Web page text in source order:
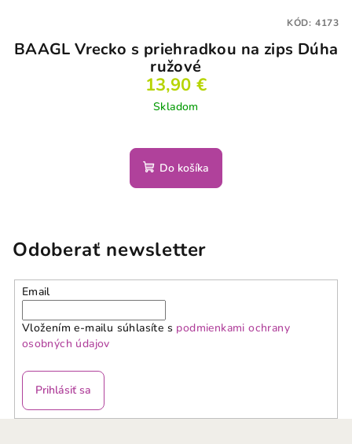
BAAGL Vrecko s priehradkou na zips Dúha
ružové
13,90 €
Skladom
Do košíka
KÓD: 4173
Odoberať newsletter
Email
Vložením e-mailu súhlasíte s podmienkami ochrany
osobných údajov
Prihlásiť sa